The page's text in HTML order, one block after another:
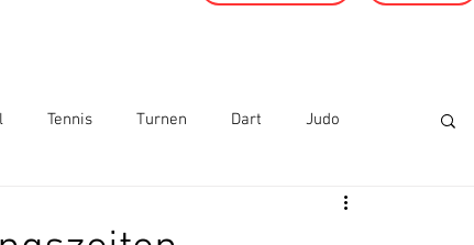
Tennis Turnen Dart Judo